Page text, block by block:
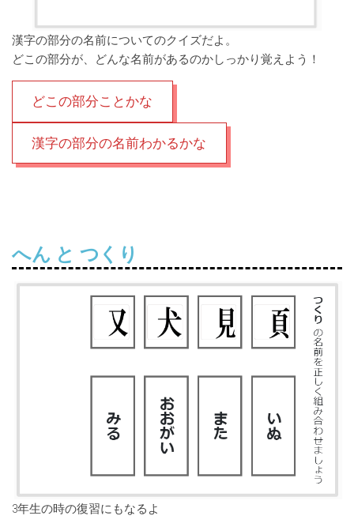
漢字の部分の名前についてのクイズだよ。
どこの部分が、どんな名前があるのかしっかり覚えよう！
どこの部分ことかな
漢字の部分の名前わかるかな
へん と つくり
3年生の時の復習にもなるよ